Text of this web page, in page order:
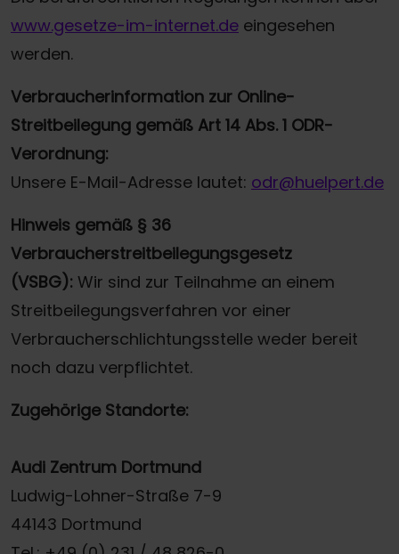
www.gesetze-im-internet.de eingesehen
werden.
Verbraucherinformation zur Online-
Streitbeilegung gemäß Art 14 Abs. 1 ODR-
Verordnung:
Unsere E-Mail-Adresse lautet: odr@huelpert.de
Hinweis gemäß § 36
Verbraucherstreitbeilegungsgesetz
(VSBG): Wir sind zur Teilnahme an einem
Streitbeilegungsverfahren vor einer
Verbraucherschlichtungsstelle weder bereit
noch dazu verpflichtet.
Zugehörige Standorte:
Audi Zentrum Dortmund
Ludwig-Lohner-Straße 7-9
44143 Dortmund